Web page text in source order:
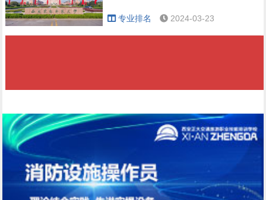
专业排名 2024-03-23